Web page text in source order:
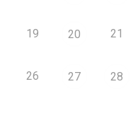
19 20 21
26 27 28